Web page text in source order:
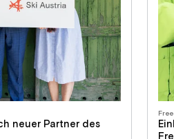
neuer Partner des